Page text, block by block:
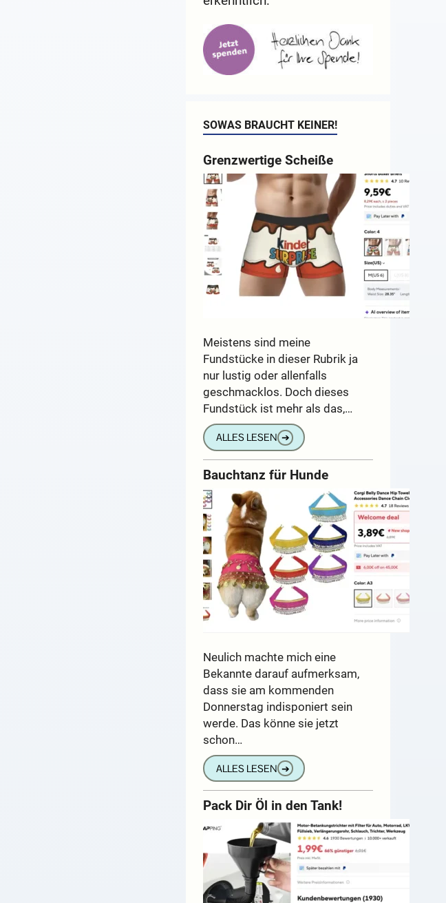
SOWAS BRAUCHT KEINER!
Grenzwertige Scheiße
Meistens sind meine
Fundstücke in dieser Rubrik ja
nur lustig oder allenfalls
geschmacklos. Doch dieses
Fundstück ist mehr als das,…
ALLES LESEN ➔
Bauchtanz für Hunde
Neulich machte mich eine
Bekannte darauf aufmerksam,
dass sie am kommenden
Donnerstag indisponiert sein
werde. Das könne sie jetzt
schon…
ALLES LESEN ➔
Pack Dir Öl in den Tank!